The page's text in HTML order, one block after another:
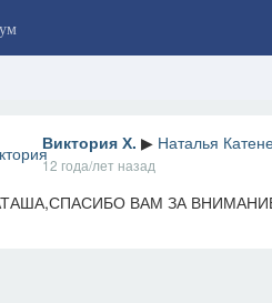
Виктория Х. ▶ Наталья
12 года/лет назад
ВАМ ЗА